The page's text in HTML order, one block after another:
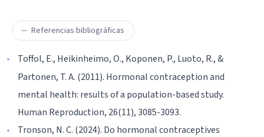
Referencias bibliográficas
Toffol, E., Heikinheimo, O., Koponen, P., Luoto, R., &
Partonen, T. A. (2011). Hormonal contraception and
mental health: results of a population-based study.
Human Reproduction, 26(11), 3085-3093.
Tronson, N. C. (2024). Do hormonal contraceptives